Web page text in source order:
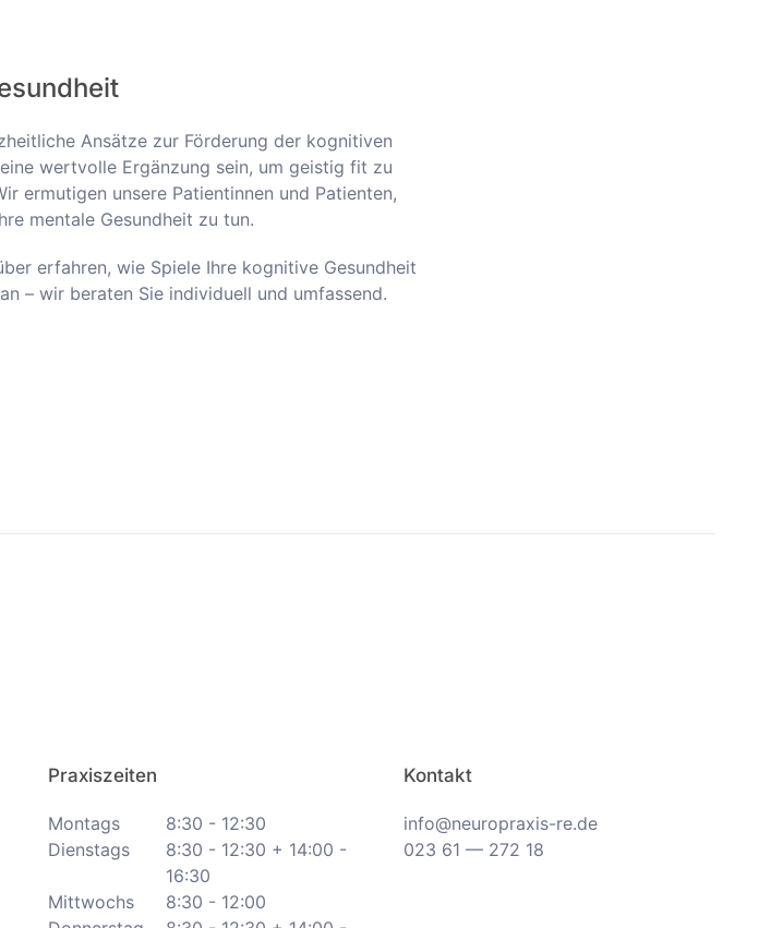
Ansätze zur Förderung der kognitiven
wertvolle Ergänzung sein, um geistig fit zu
ermutigen unsere Patientinnen und Patienten,
mentale Gesundheit zu tun.
erfahren, wie Spiele Ihre kognitive Gesundheit
– wir beraten Sie individuell und umfassend.
Kontakt
info@neuropraxis-re.de
023 61 — 272 18
Praxiszeiten
Montags
8:30 - 12:30
Dienstags
8:30 - 12:30 + 14:00 -
16:30
Mittwochs
8:30 - 12:00